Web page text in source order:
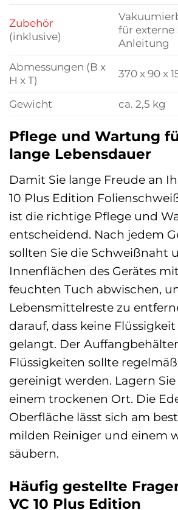
Zubehör
(inklusive)
für externe
Anleitung
Abmessungen (B x
H x T)
370 x 90 x
Gewicht ca. 2,5 kg
Pflege und Wartung
lange Lebensdauer
Damit Sie lange Freude an
10 Plus Edition
ist die richtige Pflege und
entscheidend. Nach jedem
sollten Sie die Schweißnaht
Innenflächen des Gerätes
feuchten Tuch abwischen,
Lebensmittelreste zu
darauf, dass keine
gelangt. Der
Flüssigkeiten sollte
gereinigt werden. Lagern Sie
einem trockenen Ort. Die
Oberfläche lässt sich am
milden Reiniger und einem
säubern.
Häufig gestellte
VC 10 Plus Edition